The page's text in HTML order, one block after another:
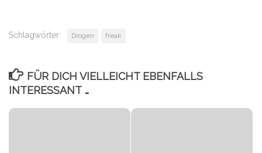
Schlagwörter: Drogen freak
FÜR DICH VIELLEICHT EBENFALLS
INTERESSANT …